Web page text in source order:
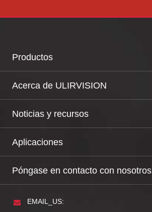
Productos
Acerca de ULIRVISION
Noticias y recursos
Aplicaciones
Póngase en contacto con nosotros
EMAIL_US: